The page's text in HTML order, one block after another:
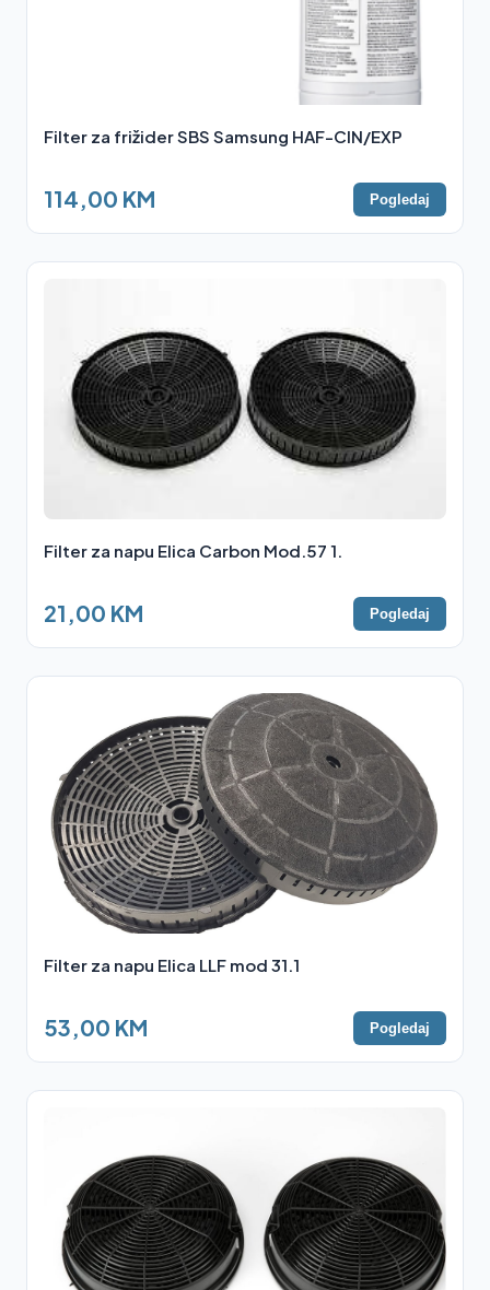
Filter za frižider SBS Samsung HAF-CIN/EXP
114,00 KM Pogledaj
Filter za napu Elica Carbon Mod.57 1.
21,00 KM Pogledaj
Filter za napu Elica LLF mod 31.1
53,00 KM Pogledaj